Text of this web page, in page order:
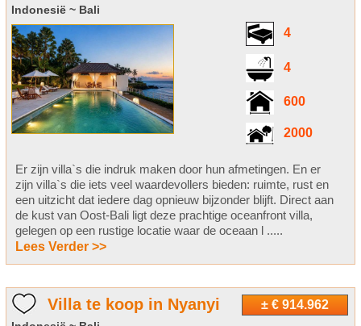
Indonesië ~ Bali
4
4
600
2000
Er zijn villa`s die indruk maken door hun afmetingen. En er
zijn villa`s die iets veel waardevollers bieden: ruimte, rust en
een uitzicht dat iedere dag opnieuw bijzonder blijft. Direct aan
de kust van Oost-Bali ligt deze prachtige oceanfront villa,
gelegen op een rustige locatie waar de oceaan l .....
Lees Verder >>
± € 914.962
Villa te koop in Nyanyi